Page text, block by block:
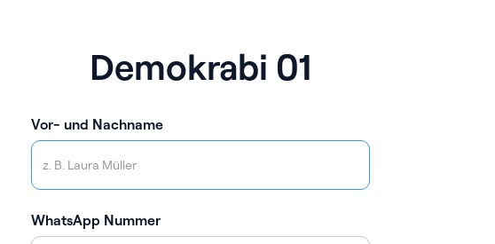
Demokrabi 01
Vor- und Nachname
WhatsApp Nummer